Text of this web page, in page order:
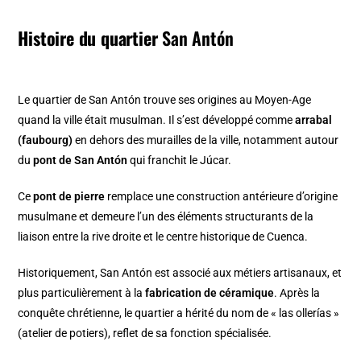
Histoire du quartierSan Antón
Le quartier de San Antón trouve ses origines au Moyen-Age
quand la ville était musulman. Il s’est développé commearrabal
(faubourg) en dehors des murailles de la ville, notamment autour
dupont de San Antón qui franchit le Júcar.
Cepont de pierre remplace une construction antérieure d’origine
musulmane et demeure l’un des éléments structurants de la
liaison entre la rive droite et le centre historique de Cuenca.
Historiquement, San Antón est associé aux métiers artisanaux, et
plus particulièrement à lafabrication de céramique. Après la
conquête chrétienne, le quartier a hérité du nom de « las ollerías »
(atelier de potiers), reflet de sa fonction spécialisée.